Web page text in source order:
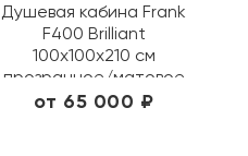
Душевая кабина Frank
F400 Brilliant
100х100х210 см
прозрачное/матовое
157009/ 20080
от 65 000 ₽